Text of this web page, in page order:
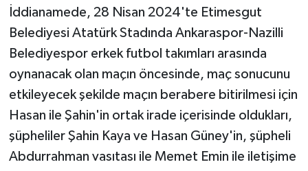
İddianamede, 28 Nisan 2024'te Etimesgut
Belediyesi Atatürk Stadında Ankaraspor-Nazilli
Belediyespor erkek futbol takımları arasında
oynanacak olan maçın öncesinde, maç sonucunu
etkileyecek şekilde maçın berabere bitirilmesi için
Hasan ile Şahin'in ortak irade içerisinde oldukları,
şüpheliler Şahin Kaya ve Hasan Güney'in, şüpheli
Abdurrahman vasıtası ile Memet Emin ile iletişime